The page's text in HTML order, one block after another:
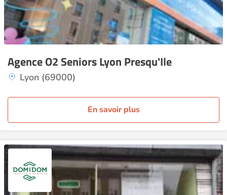
Agence O2 Seniors Lyon Presqu'Ile
Lyon (69000)
En savoir plus